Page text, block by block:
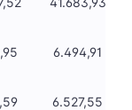
6.494,91
6.527,55